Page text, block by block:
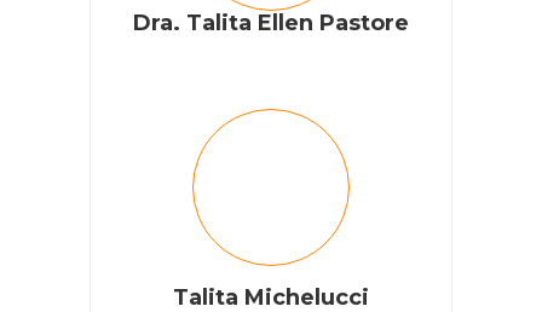
Dra. Talita Ellen Pastore
Talita Michelucci